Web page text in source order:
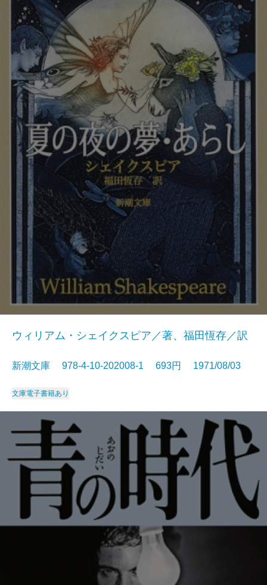
ウィリアム・シェイクスピア／著、福田恆存／訳
新潮文庫 978-4-10-202008-1 693円 1971/08/03
文庫電子書籍あり